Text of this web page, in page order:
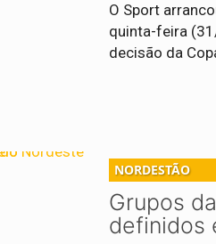
O Sport
quinta-feira
decisão da
NORDESTÃO
Grupos
definidos